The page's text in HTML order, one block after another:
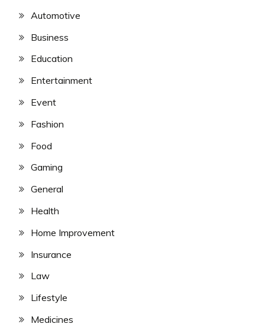
Automotive
Business
Education
Entertainment
Event
Fashion
Food
Gaming
General
Health
Home Improvement
Insurance
Law
Lifestyle
Medicines